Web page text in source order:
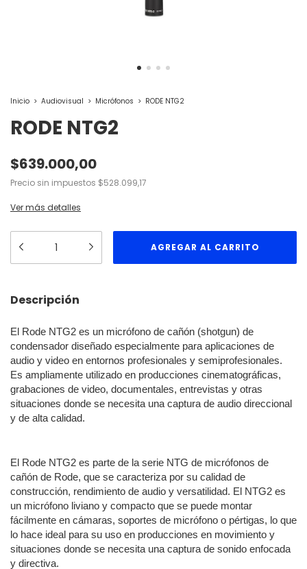
Inicio > Audiovisual > Micrófonos > RODE NTG2
RODE NTG2
$639.000,00
Precio sin impuestos $528.099,17
Ver más detalles
Descripción
El Rode NTG2 es un micrófono de cañón (shotgun) de
condensador diseñado especialmente para aplicaciones de
audio y video en entornos profesionales y semiprofesionales.
Es ampliamente utilizado en producciones cinematográficas,
grabaciones de video, documentales, entrevistas y otras
situaciones donde se necesita una captura de audio direccional
y de alta calidad.
El Rode NTG2 es parte de la serie NTG de micrófonos de
cañón de Rode, que se caracteriza por su calidad de
construcción, rendimiento de audio y versatilidad. El NTG2 es
un micrófono liviano y compacto que se puede montar
fácilmente en cámaras, soportes de micrófono o pértigas, lo que
lo hace ideal para su uso en producciones en movimiento y
situaciones donde se necesita una captura de sonido enfocada
y directiva.